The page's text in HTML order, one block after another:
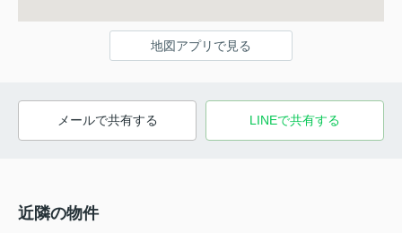
地図アプリで見る
メールで共有する LINEで共有する
近隣の物件